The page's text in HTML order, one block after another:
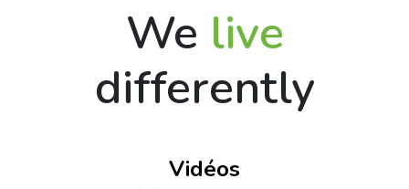
We live
differently
Vidéos